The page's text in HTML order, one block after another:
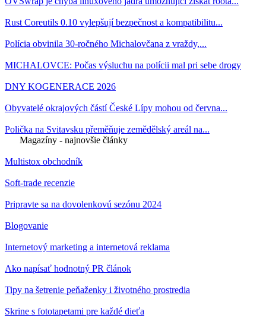
Rust Coreutils 0.10 vylepšují bezpečnost a kompatibilitu...
Polícia obvinila 30-ročného Michalovčana z vraždy,...
MICHALOVCE: Počas výsluchu na polícii mal pri sebe drogy
DNY KOGENERACE 2026
Obyvatelé okrajových částí České Lípy mohou od června...
Polička na Svitavsku přeměňuje zemědělský areál na...
Magazíny - najnovšie články
Multistox obchodník
Soft-trade recenzie
Pripravte sa na dovolenkovú sezónu 2024
Blogovanie
Internetový marketing a internetová reklama
Ako napísať hodnotný PR článok
Tipy na šetrenie peňaženky i životného prostredia
Skrine s fototapetami pre každé dieťa